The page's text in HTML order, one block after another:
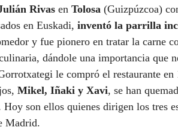
Rivas en Tolosa (Guizpúzcoa)
en Euskadi, inventó la parrilla
y fue pionero en tratar la carne
dándole una importancia que
le compró el restaurante
Mikel, Iñaki y Xavi, se han
son ellos quienes dirigen los tres
Madrid.